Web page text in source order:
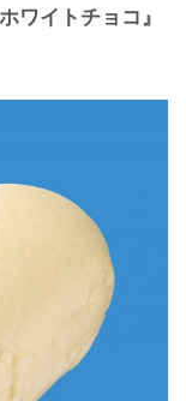
ワイトチョコ』